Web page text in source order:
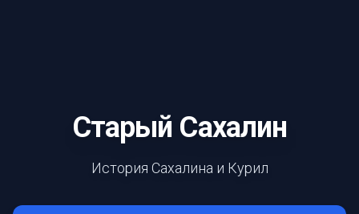
Старый Сахалин
История Сахалина и Курил